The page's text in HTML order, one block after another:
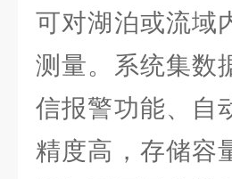
可对湖泊或流域
测量。系统集数
信报警功能、自
精度高，存储容